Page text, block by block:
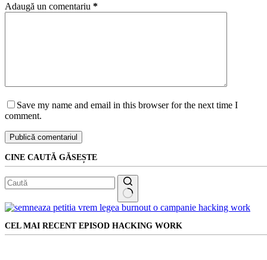
Adaugă un comentariu *
Save my name and email in this browser for the next time I
comment.
Publică comentariul
CINE CAUTĂ GĂSEȘTE
Niciun
CEL MAI RECENT EPISOD HACKING WORK